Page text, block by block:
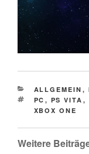
CATEGORIES
ALLGEMEIN ,
TAGS
PC , PS VITA ,
XBOX ONE
Weitere